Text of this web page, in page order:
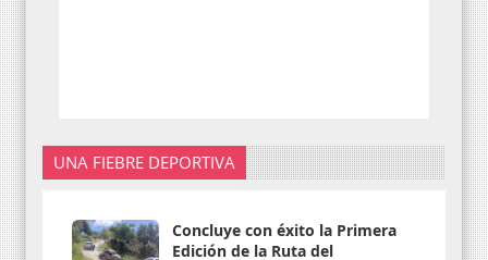
UNA FIEBRE DEPORTIVA
Concluye con éxito la Primera
Edición de la Ruta del